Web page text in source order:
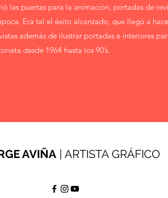
las puertas para la animación, portadas de
Era tal el éxito alcanzado, que llegó a
además de ilustrar portadas e interiores
desde 1964 hasta los 90’s.
AVIÑA| ARTISTA GRÁFICO